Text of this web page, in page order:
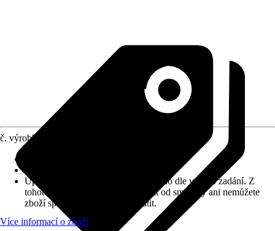
č. výrobku
Upozornění: toto zboží bylo vyrobeno dle vašeho zadání. Z
tohoto důvodu nemůžete odstoupit od smlouvy ani nemůžete
zboží společnosti Hornbach vrátit.
Více informací o zboží